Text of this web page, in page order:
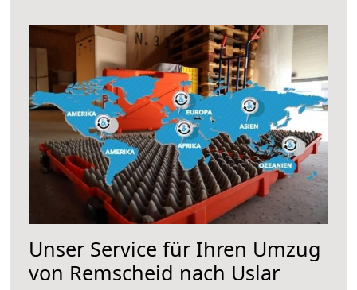
Unser Service für Ihren Umzug
von Remscheid nach Uslar